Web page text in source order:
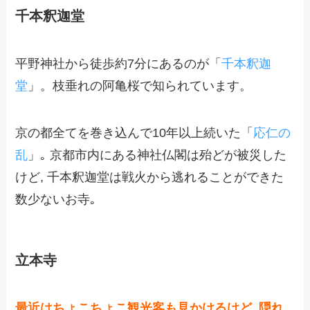
千本釈迦堂
平野神社から徒歩約7分にあるのが「千本釈迦
堂 」。枝垂れの阿亀桜で知られています。
京の都全てを巻き込んで10年以上続いた「 応仁の
乱 」｡ 京都市内にある神社仏閣は殆どが被災した
けど, 千本釈迦堂は戦火から逃れることができた
数少ないお寺｡
立本寺